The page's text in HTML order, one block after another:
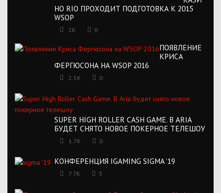
НО RIO ПРОХОДИТ ПОДГОТОВКА К 2015
WSOP
2K 0
ПОЯВЛЕНИЕ
КРИСА
ФЕРГЮСОНА НА WSOP 2016
2.5K 0
SUPER HIGH ROLLER CASH GAME. В ARIA
БУДЕТ СНЯТО НОВОЕ ПОКЕРНОЕ ТЕЛЕШОУ
1.7K 0
КОНФЕРЕНЦИЯ IGAMING SIGMA ’19
7.7K 3